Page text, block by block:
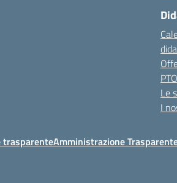
Le
I
trasparenteAmministrazione